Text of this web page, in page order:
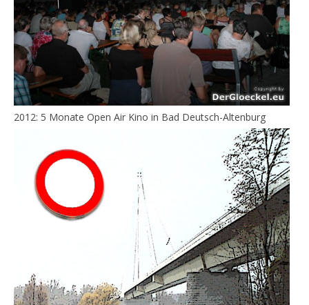
2012: 5 Monate Open Air Kino in Bad Deutsch-Altenburg